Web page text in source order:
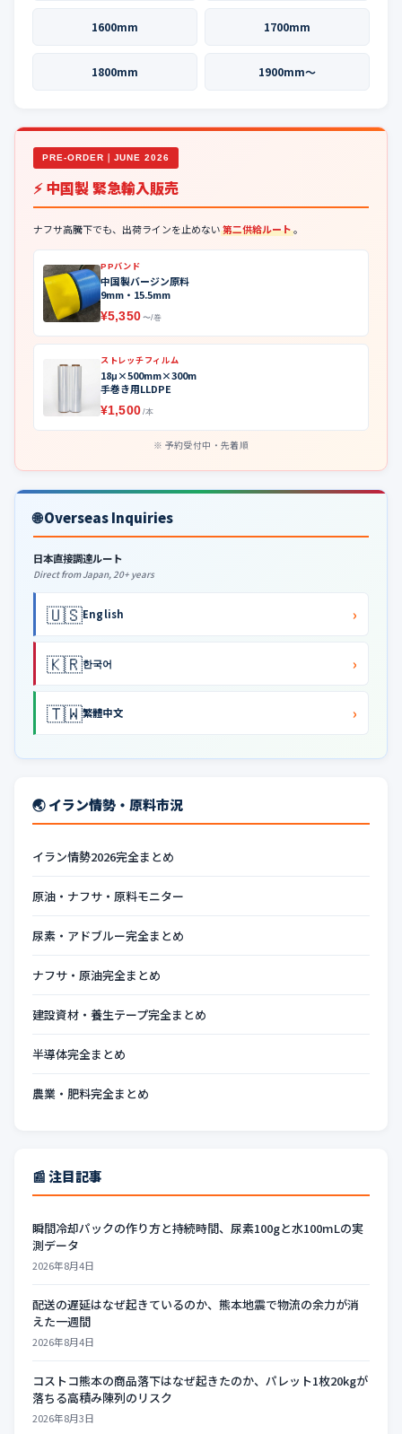
1600mm 1700mm
1800mm 1900mm〜
PRE-ORDER｜JUNE 2026
⚡ 中国製 緊急輸入販売
ナフサ高騰下でも、出荷ラインを止めない第二供給ルート。
PPバンド
中国製バージン原料
9mm・15.5mm
¥5,350 〜/巻
ストレッチフィルム
18μ×500mm×300m
手巻き用LLDPE
¥1,500 /本
予約受付中・先着順
🌐 Overseas Inquiries
日本直接調達ルート
Direct from Japan, 20+ years
🇺🇸English ›
🇰🇷한국어 ›
🇹🇼繁體中文 ›
🌏 イラン情勢・原料市況
イラン情勢2026完全まとめ
原油・ナフサ・原料モニター
尿素・アドブルー完全まとめ
ナフサ・原油完全まとめ
建設資材・養生テープ完全まとめ
半導体完全まとめ
農業・肥料完全まとめ
📰 注目記事
瞬間冷却パックの作り方と持続時間、尿素100gと水100mLの実
測データ
2026年8月4日
配送の遅延はなぜ起きているのか、熊本地震で物流の余力が消
えた一週間
2026年8月4日
コストコ熊本の商品落下はなぜ起きたのか、パレット1枚20kgが
落ちる高積み陳列のリスク
2026年8月3日